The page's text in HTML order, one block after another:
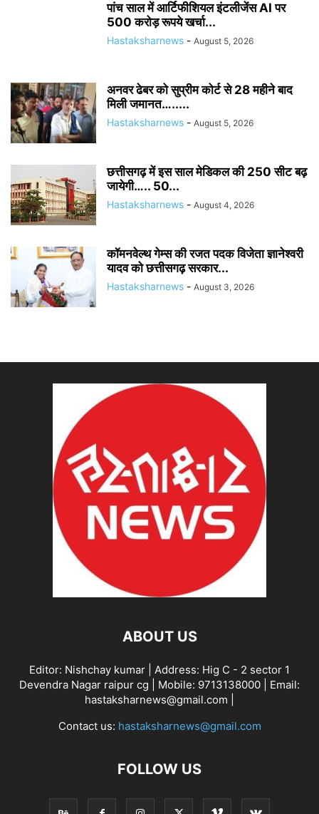
पांच साल में आर्टिफीशियल इंटलीजेंस AI पर
500 करोड़ रूपये खर्चा...
Hastaksharnews - August 5, 2026
अनवर ढेबर को सुप्रीम कोर्ट से 28 महीने बाद
मिली जमानत….....
Hastaksharnews - August 5, 2026
छत्तीसगढ़ में इस साल मेडिकल की 250 सीट बढ़
जायेगी….. 50...
Hastaksharnews - August 4, 2026
कॉमनवेल्थ गेम्स की रजत पदक विजेता ज्ञानेश्वरी
यादव को छत्तीसगढ़ सरकार...
Hastaksharnews - August 3, 2026
ABOUT US
Editor: Nishchay kumar | Address: Hig C - 2 sector 1
Devendra Nagar raipur cg | Mobile: 9713138000 | Email:
hastaksharnews@gmail.com |
Contact us: hastaksharnews@gmail.com
FOLLOW US